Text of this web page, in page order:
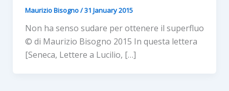
Maurizio Bisogno/31 January 2015
Non ha senso sudare per ottenere il superfluo
© di Maurizio Bisogno 2015 In questa lettera
[Seneca, Lettere a Lucilio, […]